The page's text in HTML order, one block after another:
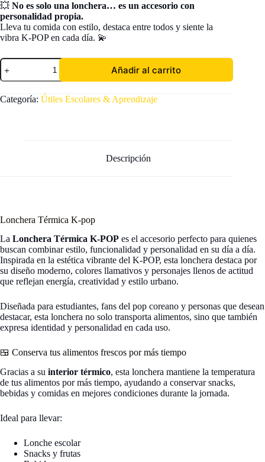
💥 No es solo una lonchera… es un accesorio con
personalidad propia.
Lleva tu comida con estilo, destaca entre todos y siente la
vibra K-POP en cada día. 💫
Lonchera
Térmica
K-
Escolar
Añadir al carrito
Categoría: Útiles Escolares & Aprendizaje
Descripción
Lonchera Térmica K-pop
La Lonchera Térmica K-POP es el accesorio perfecto para quienes
buscan combinar estilo, funcionalidad y personalidad en su día a día.
Inspirada en la estética vibrante del K-POP, esta lonchera destaca por
su diseño moderno, colores llamativos y personajes llenos de actitud
que reflejan energía, creatividad y estilo urbano.
Diseñada para estudiantes, fans del pop coreano y personas que desean
destacar, esta lonchera no solo transporta alimentos, sino que también
expresa identidad y personalidad en cada uso.
🍱 Conserva tus alimentos frescos por más tiempo
Gracias a su interior térmico, esta lonchera mantiene la temperatura
de tus alimentos por más tiempo, ayudando a conservar snacks,
bebidas y comidas en mejores condiciones durante la jornada.
Ideal para llevar:
Lonche escolar
Snacks y frutas